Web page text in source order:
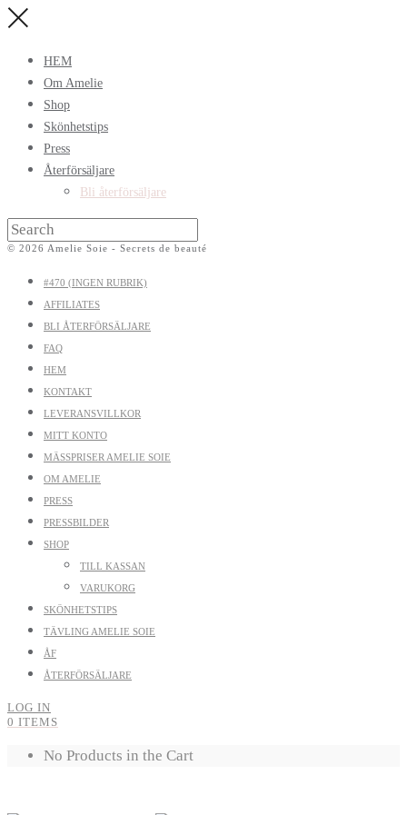
HEM
Om Amelie
Shop
Skönhetstips
Press
Återförsäljare
Bli återförsäljare
© 2026 Amelie Soie - Secrets de beauté
#470 (INGEN RUBRIK)
AFFILIATES
BLI ÅTERFÖRSÄLJARE
FAQ
HEM
KONTAKT
LEVERANSVILLKOR
MITT KONTO
MÄSSPRISER AMELIE SOIE
OM AMELIE
PRESS
PRESSBILDER
SHOP
TILL KASSAN
VARUKORG
SKÖNHETSTIPS
TÄVLING AMELIE SOIE
ÅF
ÅTERFÖRSÄLJARE
LOG IN
0 ITEMS
No Products in the Cart